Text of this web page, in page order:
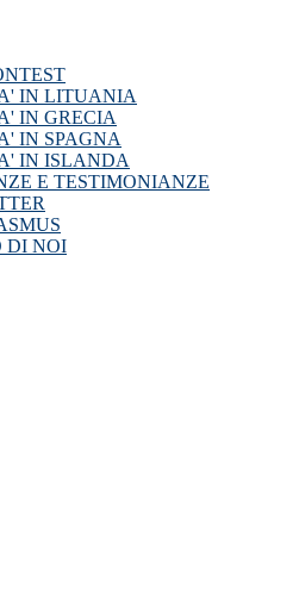
IN LITUANIA
IN GRECIA
IN SPAGNA
IN ISLANDA
E TESTIMONIANZE
DI NOI